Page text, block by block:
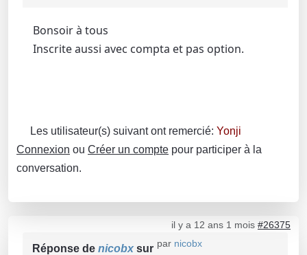
Bonsoir à tous
Inscrite aussi avec compta et pas option.
Les utilisateur(s) suivant ont remercié: Yonji
Connexion ou Créer un compte pour participer à la
conversation.
il y a 12 ans 1 mois #26375
par nicobx
Réponse de nicobx sur